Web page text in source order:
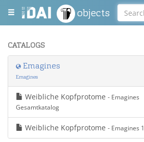
objects
CATALOGS
Emagines
Emagines
Weibliche Kopfprotome - Emagines
Gesamtkatalog
Weibliche Kopfprotome - Emagines 1